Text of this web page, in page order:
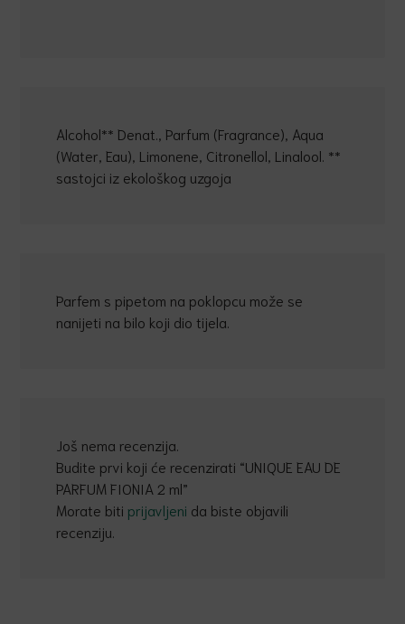
Alcohol** Denat., Parfum (Fragrance), Aqua
(Water, Eau), Limonene, Citronellol, Linalool. **
sastojci iz ekološkog uzgoja
Parfem s pipetom na poklopcu može se
nanijeti na bilo koji dio tijela.
Još nema recenzija.
Budite prvi koji će recenzirati “UNIQUE EAU DE
PARFUM FIONIA 2 ml”
Morate biti prijavljeni da biste objavili
recenziju.